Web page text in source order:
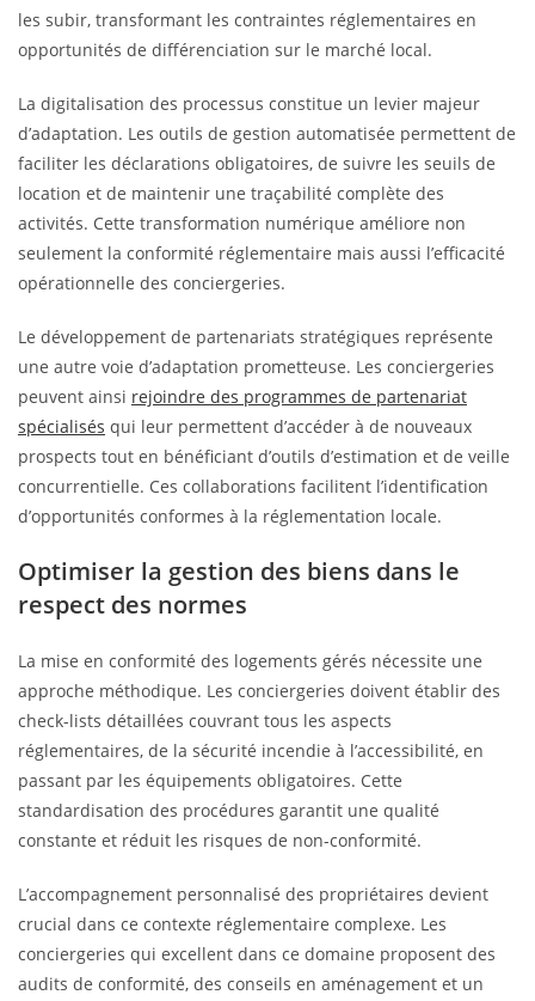
les subir, transformant les contraintes réglementaires en
opportunités de différenciation sur le marché local.
La digitalisation des processus constitue un levier majeur
d’adaptation. Les outils de gestion automatisée permettent de
faciliter les déclarations obligatoires, de suivre les seuils de
location et de maintenir une traçabilité complète des
activités. Cette transformation numérique améliore non
seulement la conformité réglementaire mais aussi l’efficacité
opérationnelle des conciergeries.
Le développement de partenariats stratégiques représente
une autre voie d’adaptation prometteuse. Les conciergeries
peuvent ainsi rejoindre des programmes de partenariat
spécialisés qui leur permettent d’accéder à de nouveaux
prospects tout en bénéficiant d’outils d’estimation et de veille
concurrentielle. Ces collaborations facilitent l’identification
d’opportunités conformes à la réglementation locale.
Optimiser la gestion des biens dans le
respect des normes
La mise en conformité des logements gérés nécessite une
approche méthodique. Les conciergeries doivent établir des
check-lists détaillées couvrant tous les aspects
réglementaires, de la sécurité incendie à l’accessibilité, en
passant par les équipements obligatoires. Cette
standardisation des procédures garantit une qualité
constante et réduit les risques de non-conformité.
L’accompagnement personnalisé des propriétaires devient
crucial dans ce contexte réglementaire complexe. Les
conciergeries qui excellent dans ce domaine proposent des
audits de conformité, des conseils en aménagement et un